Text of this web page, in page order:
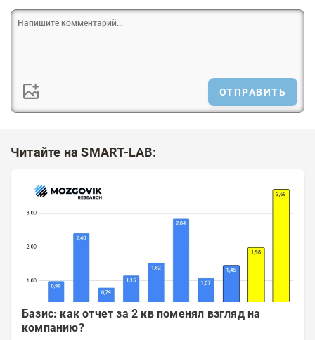
ОТПРАВИТЬ
Читайте на SMART-LAB:
Базис: как отчет за 2 кв поменял взгляд на
компанию?